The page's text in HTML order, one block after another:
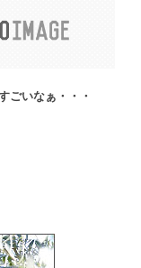
ごいなぁ・・・